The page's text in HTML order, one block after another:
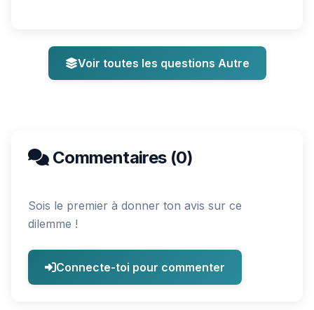
Voir toutes les questions Autre
Commentaires (0)
Sois le premier à donner ton avis sur ce
dilemme !
Connecte-toi pour commenter